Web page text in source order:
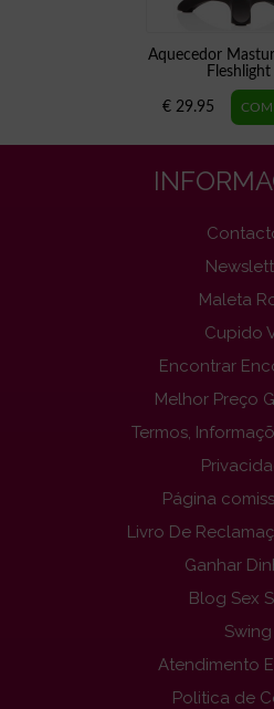
Aquecedor
Fleshlight
€ 29.95
Maleta
Cupido
Encontrar
Melhor Preço
Termos,
Página
Livro De
Ganhar
Blog Sex
Swing
Atendimento
Politica de